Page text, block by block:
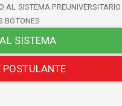
AL SISTEMA PREUNIVERSITARIO
BOTONES
SISTEMA